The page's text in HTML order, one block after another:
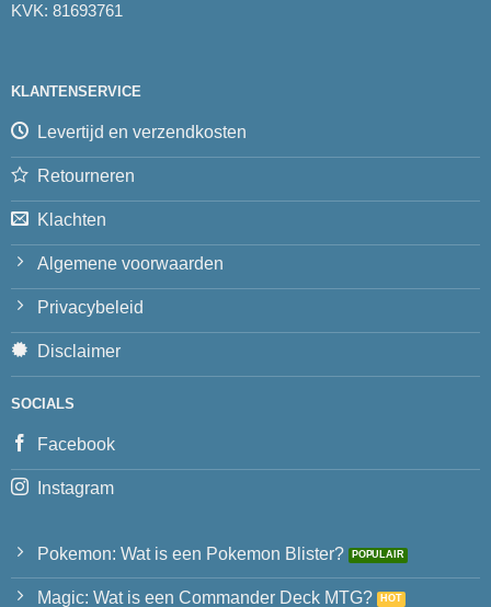
KVK: 81693761
KLANTENSERVICE
Levertijd en verzendkosten
Retourneren
Klachten
Algemene voorwaarden
Privacybeleid
Disclaimer
SOCIALS
Facebook
Instagram
Pokemon: Wat is een Pokemon Blister?
Magic: Wat is een Commander Deck MTG?